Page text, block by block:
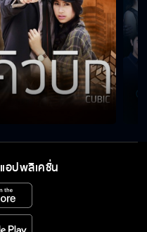
แอปพลิเคชั่น